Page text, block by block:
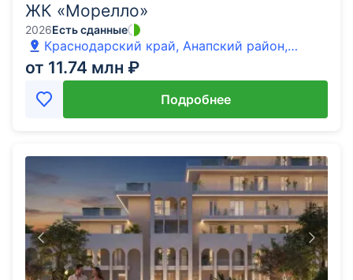
ЖК «Морелло»
2026Есть сданные
Краснодарский край, Анапский район,
Анапа, Гостиничный Комплекс Морелло тер.
от 11.74 млн ₽
Подробнее